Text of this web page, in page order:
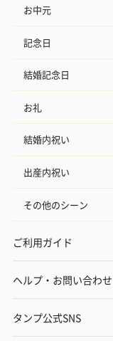
お中元
記念日
結婚記念日
お礼
結婚内祝い
出産内祝い
その他のシーン
ご利用ガイド
ヘルプ・お問い合わせ
タンプ公式SNS